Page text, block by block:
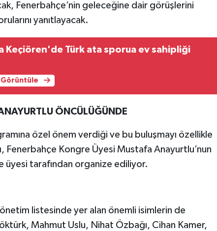
Fenerbahçe’nin geleceğine dair görüşlerini
yanıtlayacak.
Keçiören'de Türk ata sporua ev sahipliği
Görüntüle
ÖNCÜLÜĞÜNDE
özel önem verdiği ve bu buluşmayı özellikle
Kongre Üyesi Mustafa Anayurtlu’nun
tarafından organize ediliyor.
yönetim listesinde yer alan önemli isimlerin de
Mahmut Uslu, Nihat Özbağı, Cihan Kamer,